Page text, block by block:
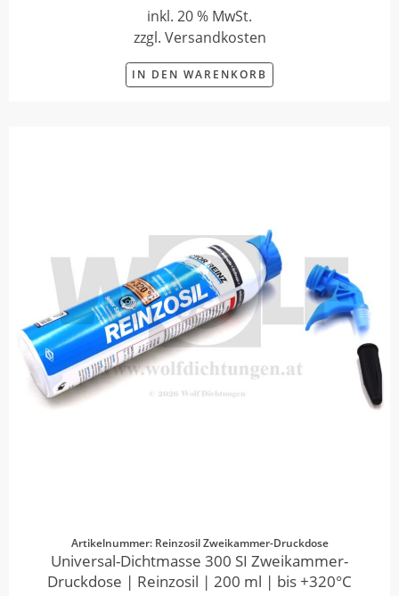
inkl. 20 % MwSt.
zzgl. Versandkosten
IN DEN WARENKORB
Artikelnummer: Reinzosil Zweikammer-Druckdose
Universal-Dichtmasse 300 SI Zweikammer-
Druckdose | Reinzosil | 200 ml | bis +320°C